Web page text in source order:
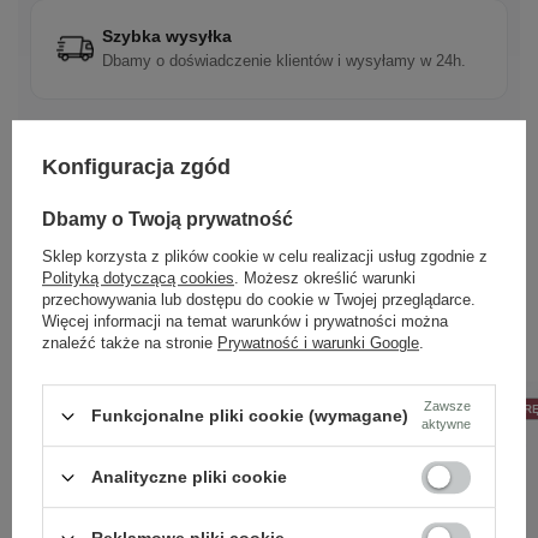
Szybka wysyłka
Dbamy o doświadczenie klientów i wysyłamy w 24h.
Zobacz również
50% NA DRUGĄ PARĘ 50% NA DRUGĄ
Konfiguracja zgód
Dbamy o Twoją prywatność
Sklep korzysta z plików cookie w celu realizacji usług zgodnie z
Polityką dotyczącą cookies. Możesz określić warunki
przechowywania lub dostępu do cookie w Twojej przeglądarce.
Więcej informacji na temat warunków i prywatności można
znaleźć także na stronie Prywatność i warunki Google.
Funkcjonalne pliki cookie (wymagane)
Zawsze
aktywne
Analityczne pliki cookie